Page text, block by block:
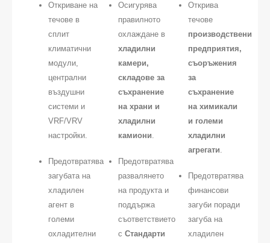
Откриване на
течове в
сплит
климатични
модули,
централни
въздушни
системи и
VRF/VRV
настройки.
Предотвратява
загубата на
хладилен
агент в
големи
охладителни
Осигурява
правилното
охлаждане в
хладилни
камери,
складове за
съхранение
на храни и
хладилни
камиони.
Предотвратява
развалянето
на продукта и
поддържа
съответствието
с Стандарти
Открива
течове
производствени
предприятия,
съоръжения
за
съхранение
на химикали
и големи
хладилни
агрегати.
Предотвратява
финансови
загуби поради
загуба на
хладилен